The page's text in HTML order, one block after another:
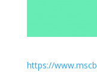
https://